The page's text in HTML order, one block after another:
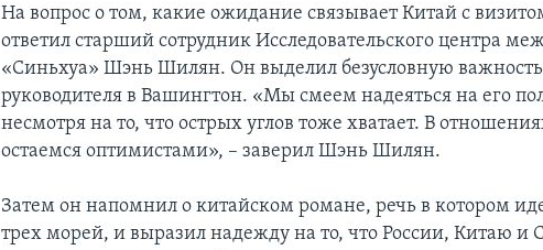
На вопрос о том, какие ожидание связывает Китай с
ответил старший сотрудник Исследовательского центра
«Синьхуа» Шэнь Шилян. Он выделил безусловную важность
руководителя в Вашингтон. «Мы смеем надеяться на его
несмотря на то, что острых углов тоже хватает. В
остаемся оптимистами», – заверил Шэнь Шилян.
Затем он напомнил о китайском романе, речь в котором
трех морей, и выразил надежду на то, что России, Китаю и